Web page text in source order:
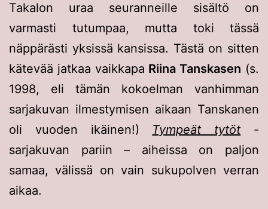
Takalon uraa seuranneille sisältö on
varmasti tutumpaa, mutta toki tässä
näppärästi yksissä kansissa. Tästä on sitten
kätevää jatkaa vaikkapa Riina Tanskasen (s.
1998, eli tämän kokoelman vanhimman
sarjakuvan ilmestymisen aikaan Tanskanen
oli vuoden ikäinen!) Tympeät tytöt -
sarjakuvan pariin – aiheissa on paljon
samaa, välissä on vain sukupolven verran
aikaa.